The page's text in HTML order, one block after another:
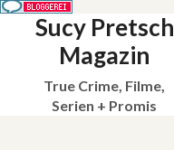
Sucy Pretsch
Magazin
True Crime, Filme,
Serien + Promis